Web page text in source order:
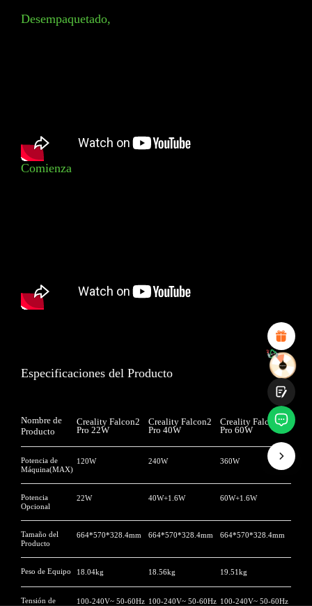
Desempaquetado,
Comienza
Especificaciones del Producto
Nombre de
Producto
Creality Falcon2
Pro 22W
Creality Falcon2
Pro 40W
Creality Falcon2
Pro 60W
Potencia de
Máquina(MAX)
120W 240W 360W
Potencia
Opcional
22W 40W+1.6W 60W+1.6W
Tamaño del
Producto
664*570*328.4mm 664*570*328.4mm 664*570*328.4mm
Peso de Equipo 18.04kg 18.56kg 19.51kg
Tensión de
100-240V~ 50-60Hz 100-240V~ 50-60Hz 100-240V~ 50-60Hz
Diseño visual atractivo
Entregar